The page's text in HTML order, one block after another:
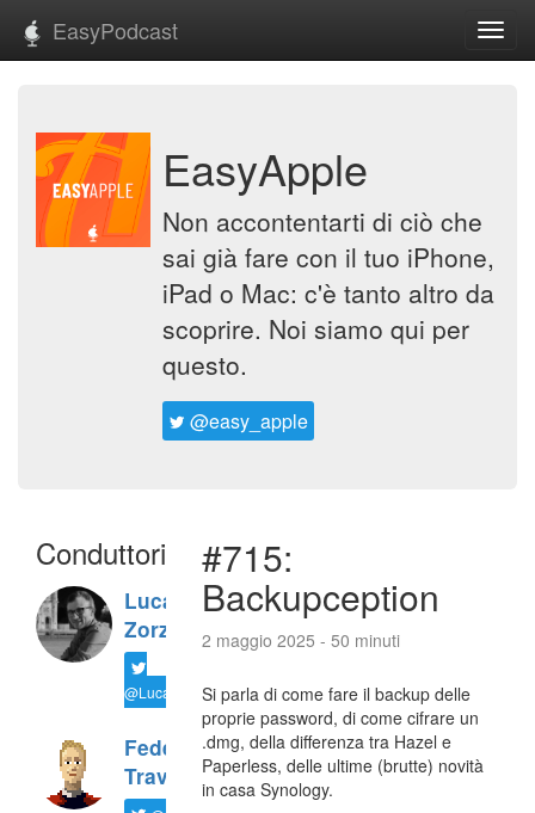
EasyPodcast
EasyApple
Non accontentarti di ciò che
sai già fare con il tuo iPhone,
iPad o Mac: c'è tanto altro da
scoprire. Noi siamo qui per
questo.
@easy_apple
Conduttori
Luca
Zorzi
@LucaTNT
Federico
Travaini
#715:
Backupception
2 maggio 2025 - 50 minuti
Si parla di come fare il backup delle
proprie password, di come cifrare un
.dmg, della differenza tra Hazel e
Paperless, delle ultime (brutte) novità
in casa Synology.